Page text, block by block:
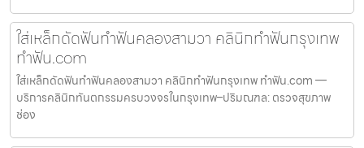
ใส่เหล็กดัดฟันทำฟันคลองสามวา คลินิกทำฟันกรุงเทพ
ทำฟัน.com
ใส่เหล็กดัดฟันทำฟันคลองสามวา คลินิกทำฟันกรุงเทพ ทำฟัน.com —
บริการคลินิกทันตกรรมครบวงจรในกรุงเทพ–ปริมณฑล: ตรวจสุขภาพ
ช่อง